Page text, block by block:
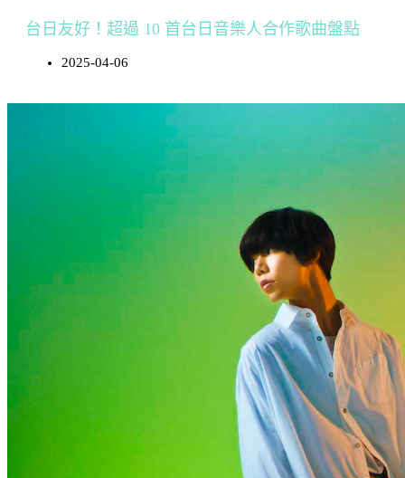
台日友好！超過 10 首台日音樂人合作歌曲盤點
2025-04-06